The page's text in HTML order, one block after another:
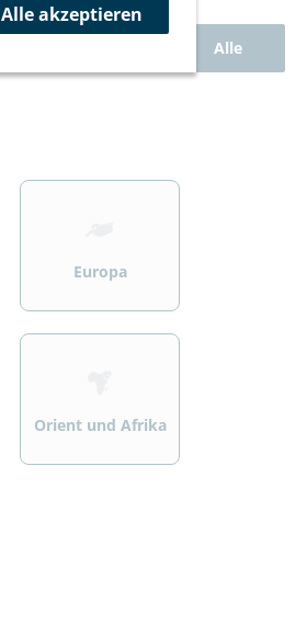
Alle
>
Europa
>
Orient und Afrika
Alle akzeptieren